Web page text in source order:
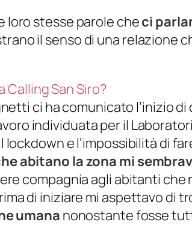
loro stesse parole checi
il senso di una relazione
Calling San Siro?
ci ha comunicato l’inizio di
individuata per il
e l’impossibilità di
abitano la zona mi
compagnia agli abitanti che
di iniziare mi aspettavo di
umana nonostante fosse